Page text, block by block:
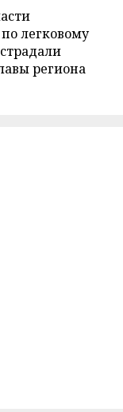
легковому
региона